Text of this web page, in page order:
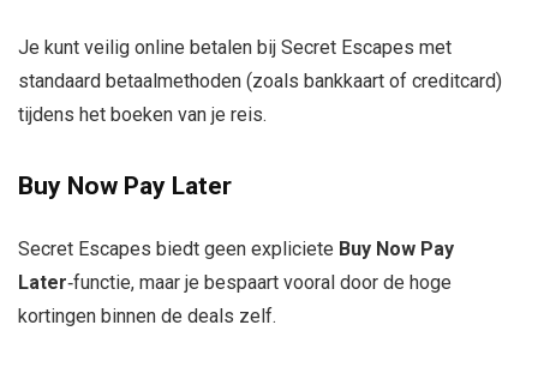
Je kunt veilig online betalen bij Secret Escapes met
standaard betaalmethoden (zoals bankkaart of creditcard)
tijdens het boeken van je reis.
Buy Now Pay Later
Secret Escapes biedt geen expliciete Buy Now Pay
Later‑functie, maar je bespaart vooral door de hoge
kortingen binnen de deals zelf.